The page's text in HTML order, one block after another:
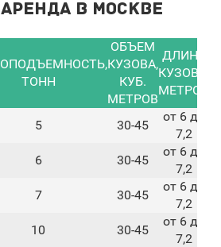
в Москве
ТОНН
ОБЪЕМ
КУЗОВА,
КУБ.
МЕТРОВ
ДЛИНА
КУЗОВА,
МЕТРОВ
5 30-45
от 6 до
7,2
6 30-45
от 6 до
7,2
7 30-45
от 6 до
7,2
10 30-45
от 6 до
7,2